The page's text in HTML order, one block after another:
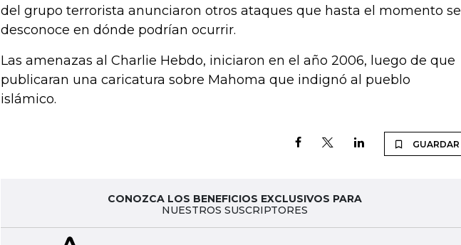
del grupo terrorista anunciaron otros ataques que hasta el momento se
desconoce en dónde podrían ocurrir.
Las amenazas al Charlie Hebdo, iniciaron en el año 2006, luego de que
publicaran una caricatura sobre Mahoma que indignó al pueblo
islámico.
GUARDAR
CONOZCA LOS BENEFICIOS EXCLUSIVOS PARA
NUESTROS SUSCRIPTORES